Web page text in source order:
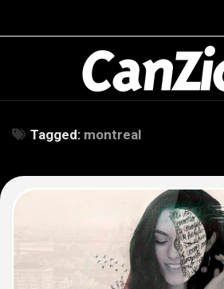
Tagged: montreal